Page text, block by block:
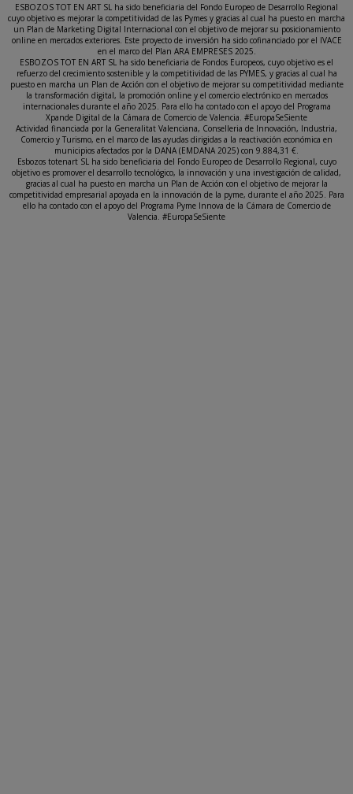
ESBOZOS TOT EN ART SL ha sido beneficiaria del Fondo Europeo de Desarrollo Regional
cuyo objetivo es mejorar la competitividad de las Pymes y gracias al cual ha puesto en marcha
un Plan de Marketing Digital Internacional con el objetivo de mejorar su posicionamiento
online en mercados exteriores. Este proyecto de inversión ha sido cofinanciado por el IVACE
en el marco del Plan ARA EMPRESES 2025.
ESBOZOS TOT EN ART SL ha sido beneficiaria de Fondos Europeos, cuyo objetivo es el
refuerzo del crecimiento sostenible y la competitividad de las PYMES, y gracias al cual ha
puesto en marcha un Plan de Acción con el objetivo de mejorar su competitividad mediante
la transformación digital, la promoción online y el comercio electrónico en mercados
internacionales durante el año 2025. Para ello ha contado con el apoyo del Programa
Xpande Digital de la Cámara de Comercio de Valencia. #EuropaSeSiente
Actividad financiada por la Generalitat Valenciana, Conselleria de Innovación, Industria,
Comercio y Turismo, en el marco de las ayudas dirigidas a la reactivación económica en
municipios afectados por la DANA (EMDANA 2025) con 9.884,31 €.
Esbozos totenart SL ha sido beneficiaria del Fondo Europeo de Desarrollo Regional, cuyo
objetivo es promover el desarrollo tecnológico, la innovación y una investigación de calidad,
gracias al cual ha puesto en marcha un Plan de Acción con el objetivo de mejorar la
competitividad empresarial apoyada en la innovación de la pyme, durante el año 2025. Para
ello ha contado con el apoyo del Programa Pyme Innova de la Cámara de Comercio de
Valencia. #EuropaSeSiente